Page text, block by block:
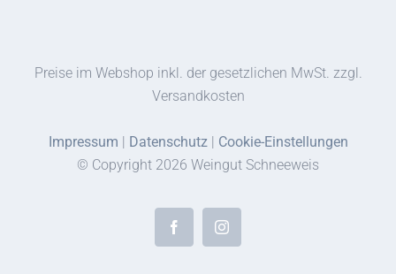
Preise im Webshop inkl. der gesetzlichen MwSt. zzgl.
Versandkosten
Impressum Datenschutz| Cookie-Einstellungen
© Copyright 2026 Weingut Schneeweis
FacebookInstagram